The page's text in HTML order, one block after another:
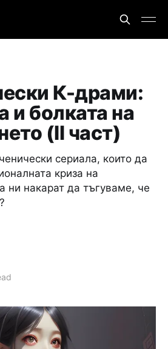
К-драми:
и болката на
(II част)
сериала, които да
криза на
ни накарат да тъгуваме, че